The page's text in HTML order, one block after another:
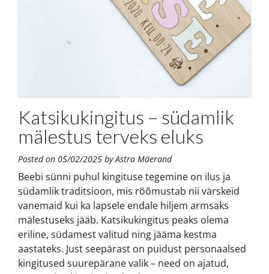
Katsikukingitus – südamlik
mälestus terveks eluks
Posted on 05/02/2025 byAstra Mäerand
Beebi sünni puhul kingituse tegemine on ilus ja
südamlik traditsioon, mis rõõmustab nii värskeid
vanemaid kui ka lapsele endale hiljem armsaks
mälestuseks jääb. Katsikukingitus peaks olema
eriline, südamest valitud ning jääma kestma
aastateks. Just seepärast on puidust personaalsed
kingitused suurepärane valik – need on ajatud,